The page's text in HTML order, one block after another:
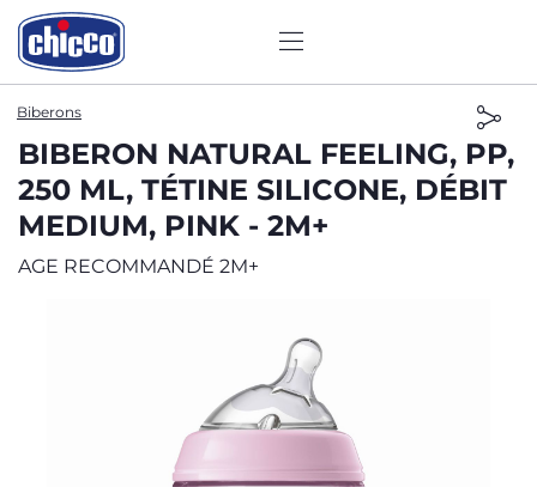
Biberons
BIBERON NATURAL FEELING, PP,
250 ML, TÉTINE SILICONE, DÉBIT
MEDIUM, PINK - 2M+
AGE RECOMMANDÉ 2M+